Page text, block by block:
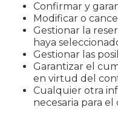
Confirmar y
Modificar o
Gestionar la
haya
Gestionar las
Garantizar el
en virtud del
Cualquier otra
necesaria para